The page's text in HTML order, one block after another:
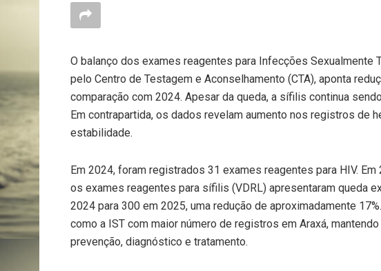
O balanço dos exames reagentes para Infecções Sexualmente
pelo Centro de Testagem e Aconselhamento (CTA), aponta
comparação com 2024. Apesar da queda, a sífilis continua
Em contrapartida, os dados revelam aumento nos registros de
estabilidade.
Em 2024, foram registrados 31 exames reagentes para HIV.
os exames reagentes para sífilis (VDRL) apresentaram queda
2024 para 300 em 2025, uma redução de aproximadamente
como a IST com maior número de registros em Araxá,
prevenção, diagnóstico e tratamento.